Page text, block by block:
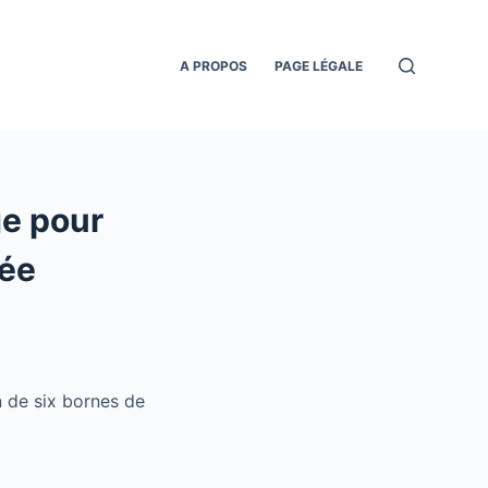
A PROPOS PAGE LÉGALE
pour
de six bornes de